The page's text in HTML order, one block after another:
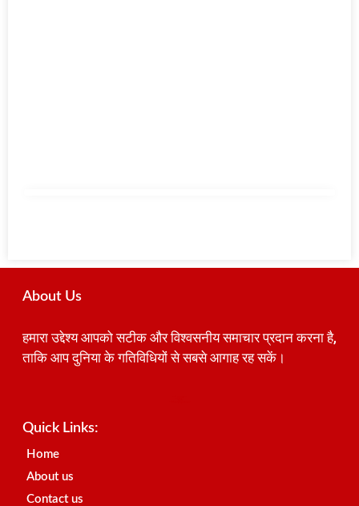
About Us
हमारा उद्देश्य आपको सटीक और विश्वसनीय समाचार प्रदान करना है,
ताकि आप दुनिया के गतिविधियों से सबसे आगाह रह सकें।
Quick Links:
Home
About us
Contact us